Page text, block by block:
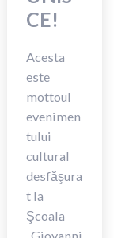
CE!
Acesta
este
mottoul
evenimen
tului
cultural
desfăşura
t la
Şcoala
„Giovanni